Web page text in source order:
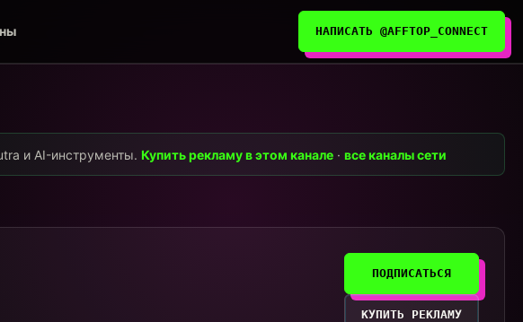
НАПИСАТЬ @AFFTOP_CONNECT
и AI-инструменты.Купить рекламу в этом канале ·все каналы сети
ПОДПИСАТЬСЯ
КУПИТЬ РЕКЛАМУ